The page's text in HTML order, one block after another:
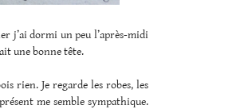
j’ai dormi un peu l’après-midi
une bonne tête.
rien. Je regarde les robes, les
me semble sympathique.